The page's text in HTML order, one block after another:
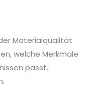
Materialqualität
welche Merkmale
passt.